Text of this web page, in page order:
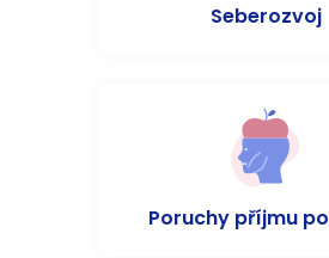
Seberozvoj
Poruchy příjmu